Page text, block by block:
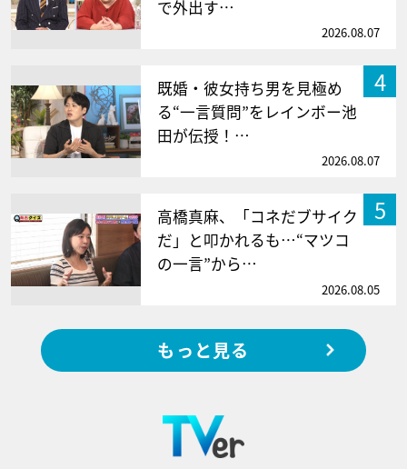
で外出す…
2026.08.07
4
既婚・彼女持ち男を見極め
る“一言質問”をレインボー池
田が伝授！…
2026.08.07
5
高橋真麻、「コネだブサイク
だ」と叩かれるも…“マツコ
の一言”から…
2026.08.05
もっと見る